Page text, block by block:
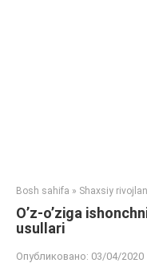
Bosh sahifa » Shaxsiy
O’z-o’ziga
usullari
Опубликовано: 03/04/2020